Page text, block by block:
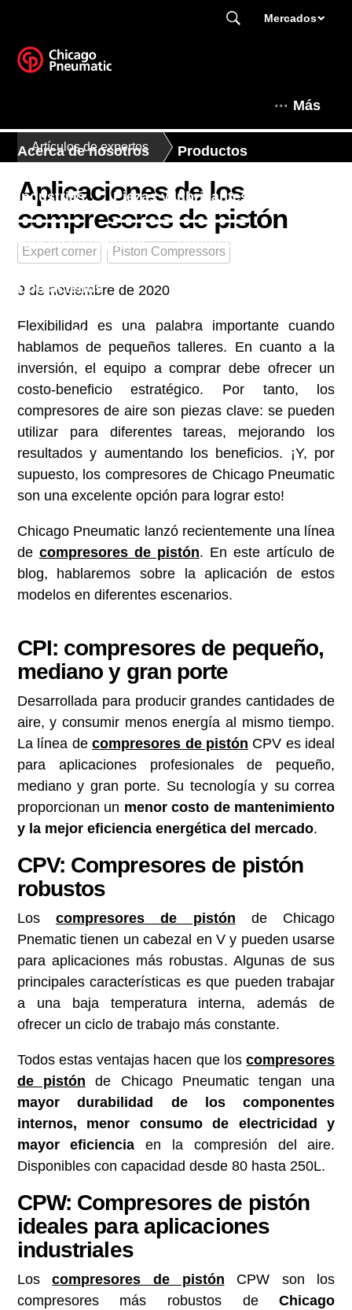
Mercados
Más
Acerca de nosotros Productos
Industrias Piezas y lubricantes
Rincón de expertos Dónde comprar
Contáctenos
Este es Chicago Pneumatic
Artículos de expertos
Aplicaciones de los
compresores de pistón
Expert corner Piston Compressors
9 de noviembre de 2020
Flexibilidad es una palabra importante cuando
hablamos de pequeños talleres. En cuanto a la
inversión, el equipo a comprar debe ofrecer un
costo-beneficio estratégico. Por tanto, los
compresores de aire son piezas clave: se pueden
utilizar para diferentes tareas, mejorando los
resultados y aumentando los beneficios. ¡Y, por
supuesto, los compresores de Chicago Pneumatic
son una excelente opción para lograr esto!
Chicago Pneumatic lanzó recientemente una línea
de compresores de pistón. En este artículo de
blog, hablaremos sobre la aplicación de estos
modelos en diferentes escenarios.
CPI: compresores de pequeño,
mediano y gran porte
Desarrollada para producir grandes cantidades de
aire, y consumir menos energía al mismo tiempo.
La línea decompresores de pistón CPV es ideal
para aplicaciones profesionales de pequeño,
mediano y gran porte. Su tecnología y su correa
proporcionan un menor costo de mantenimiento
y la mejor eficiencia energética del mercado.
CPV: Compresores de pistón
robustos
Los compresores de pistón de Chicago
Pnematic tienen un cabezal en V y pueden usarse
para aplicaciones más robustas. Algunas de sus
principales características es que pueden trabajar
a una baja temperatura interna, además de
ofrecer un ciclo de trabajo más constante.
Todos estas ventajas hacen que loscompresores
de pistón de Chicago Pneumatic tengan una
mayor durabilidad de los componentes
internos, menor consumo de electricidad y
mayor eficiencia en la compresión del aire.
Disponibles con capacidad desde 80 hasta 250L.
CPW: Compresores de pistón
ideales para aplicaciones
industriales
Loscompresores de pistón CPW son los
compresores más robustos deChicago